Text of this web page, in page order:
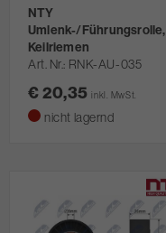
NTY
Umlenk-/Führungsrolle,
Keilriemen
Art. Nr. RNK-AU-035
€ 20,35inkl. MwSt.
nicht lagernd